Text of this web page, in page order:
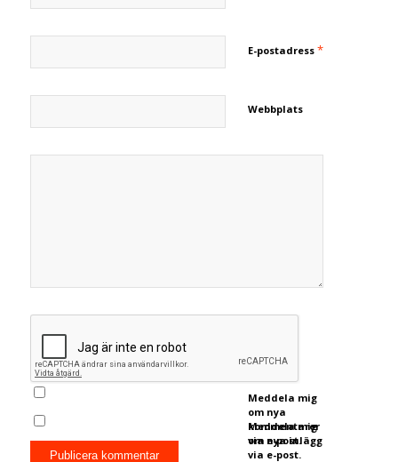
E-postadress *
Webbplats
Meddela mig
om nya
kommentarer
via e-post.
Meddela mig
om nya inlägg
via e-post.